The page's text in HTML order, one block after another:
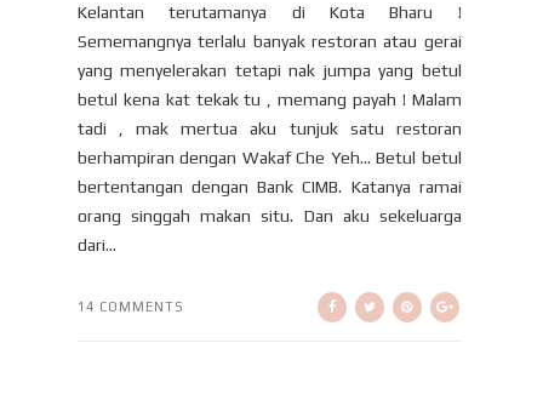
Kelantan terutamanya di Kota Bharu !
Sememangnya terlalu banyak restoran atau gerai
yang menyelerakan tetapi nak jumpa yang betul
betul kena kat tekak tu , memang payah ! Malam
tadi , mak mertua aku tunjuk satu restoran
berhampiran dengan Wakaf Che Yeh… Betul betul
bertentangan dengan Bank CIMB. Katanya ramai
orang singgah makan situ. Dan aku sekeluarga
dari...
14 COMMENTS